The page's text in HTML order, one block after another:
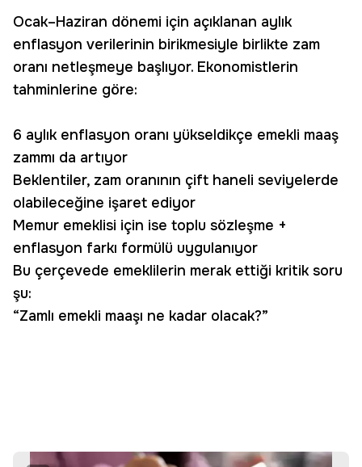
Ocak–Haziran dönemi için açıklanan aylık
enflasyon verilerinin birikmesiyle birlikte zam
oranı netleşmeye başlıyor. Ekonomistlerin
tahminlerine göre:
6 aylık enflasyon oranı yükseldikçe emekli maaş
zammı da artıyor
Beklentiler, zam oranının çift haneli seviyelerde
olabileceğine işaret ediyor
Memur emeklisi için ise toplu sözleşme +
enflasyon farkı formülü uygulanıyor
Bu çerçevede emeklilerin merak ettiği kritik soru
şu:
“Zamlı emekli maaşı ne kadar olacak?”